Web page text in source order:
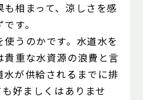
相まって、涼しさを感
す。
うのかです。水道水を
重な水資源の浪費と言
が供給されるまでに排
も好ましくはありませ